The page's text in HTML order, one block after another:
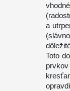
a
Toto